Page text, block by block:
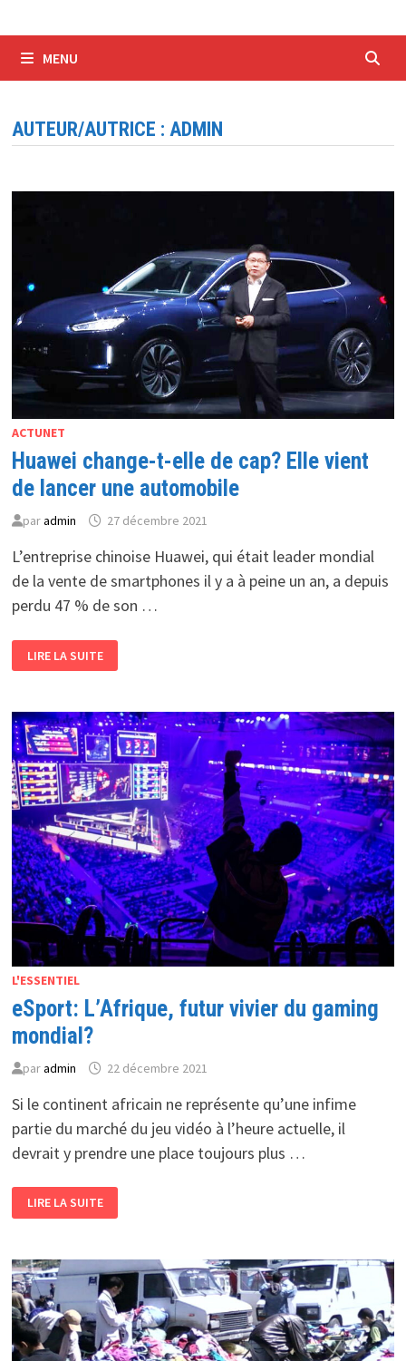
MENU
AUTEUR/AUTRICE : ADMIN
ACTUNET
Huawei change-t-elle de cap? Elle vient
de lancer une automobile
paradmin 27 décembre 2021
L’entreprise chinoise Huawei, qui était leader mondial
de la vente de smartphones il y a à peine un an, a depuis
perdu 47 % de son …
CHANGE-
T-
CAP?
ELLE
VIENT
DE
LANCER
UNE
AUTOMOBILE
LIRE LA SUITE
L'ESSENTIEL
eSport: L’Afrique, futur vivier du gaming
mondial?
paradmin 22 décembre 2021
Si le continent africain ne représente qu’une infime
partie du marché du jeu vidéo à l’heure actuelle, il
devrait y prendre une place toujours plus …
L’AFRIQUE,
FUTUR
GAMING
MONDIAL?
LIRE LA SUITE